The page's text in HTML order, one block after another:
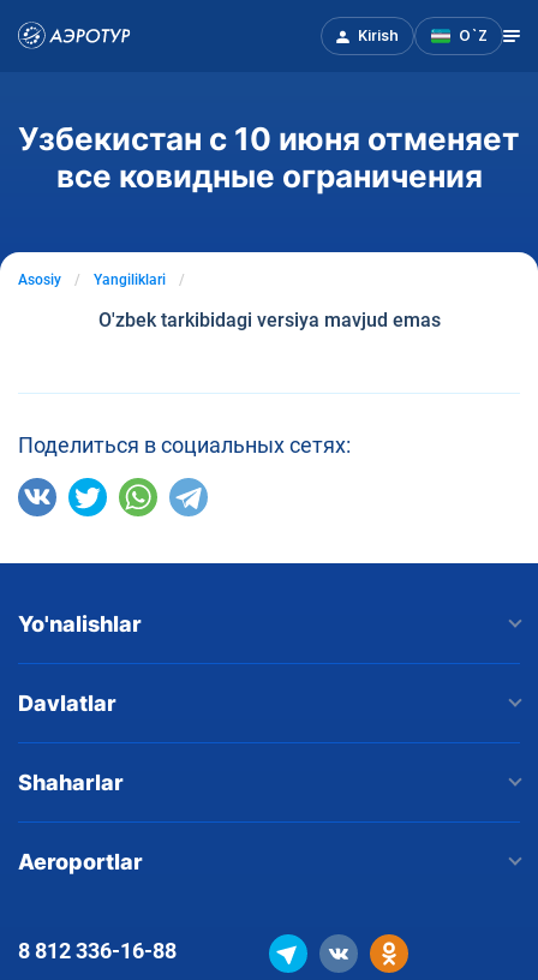
Kirish O`Z
Узбекистан с 10 июня отменяет
все ковидные ограничения
Asosiy Yangiliklari
O'zbek tarkibidagi versiya mavjud emas
Поделиться в социальных сетях:
Yo'nalishlar
Davlatlar
Shaharlar
Aeroportlar
8 812336-16-88